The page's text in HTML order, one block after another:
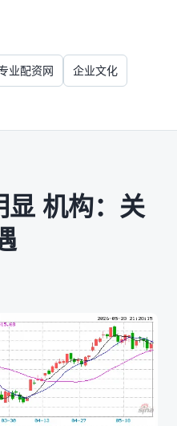
业配资网 企业文化
显 机构：关